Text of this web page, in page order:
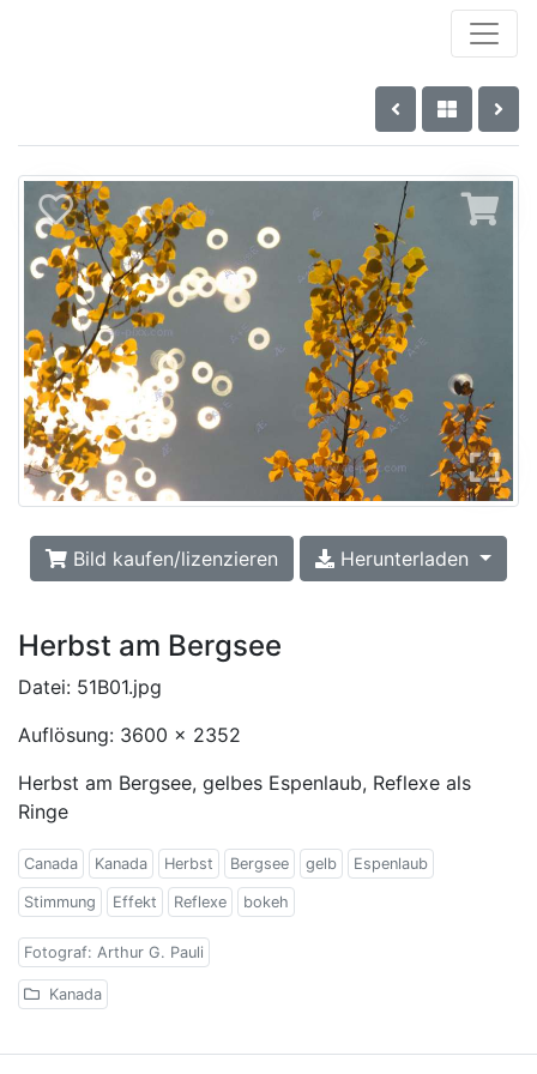
Bild kaufen/lizenzieren Herunterladen
Herbst am Bergsee
Datei: 51B01.jpg
Auflösung: 3600 x 2352
Herbst am Bergsee, gelbes Espenlaub, Reflexe als
Ringe
Canada Kanada Herbst Bergsee gelb Espenlaub
Stimmung Effekt Reflexe bokeh
Fotograf: Arthur G. Pauli
Kanada